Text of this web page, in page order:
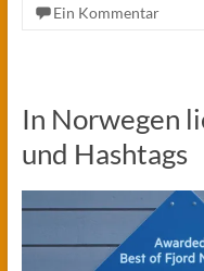
Ein Kommentar
In Norwegen
und Hashtags